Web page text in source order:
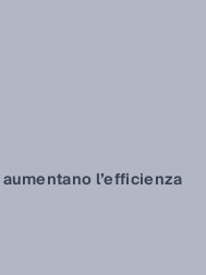
l’efficienza